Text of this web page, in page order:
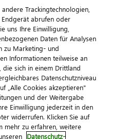
DATEV eG
AGB Kontakt
Trackingtechnologien,
abrufen oder
uns Ihre Einwilligung,
Daten für Analysen
zu Marketing- und
Informationen teilweise an
die sich in einem Drittland
Datenschutzniveau
„Alle Cookies akzeptieren"
und der Weitergabe
Einwilligung jederzeit in den
widerrufen. Klicken Sie auf
mehr zu erfahren, weitere
Datenschutz-